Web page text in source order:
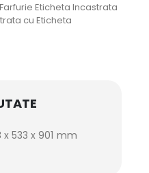
Eticheta Incastrata
cu Eticheta
x 533 x 901 mm